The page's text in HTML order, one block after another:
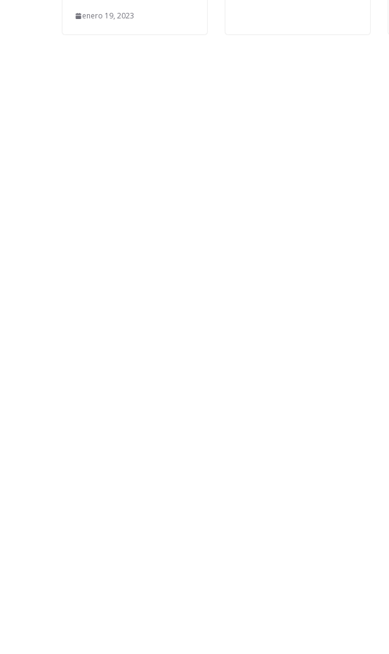
enero 19, 2023